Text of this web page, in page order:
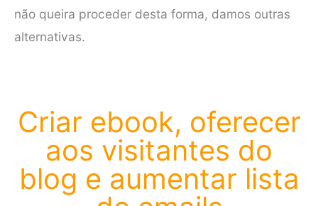
não queira proceder desta forma, damos outras
alternativas.
Criar ebook, oferecer
aos visitantes do
blog e aumentar lista